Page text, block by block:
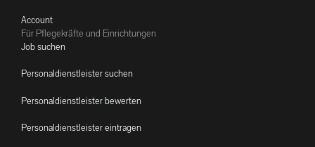
Account
Für Pflegekräfte und Einrichtungen
Job suchen
Personaldienstleister suchen
Personaldienstleister bewerten
Personaldienstleister eintragen